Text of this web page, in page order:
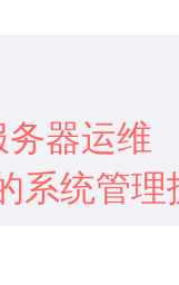
器运维
系统管